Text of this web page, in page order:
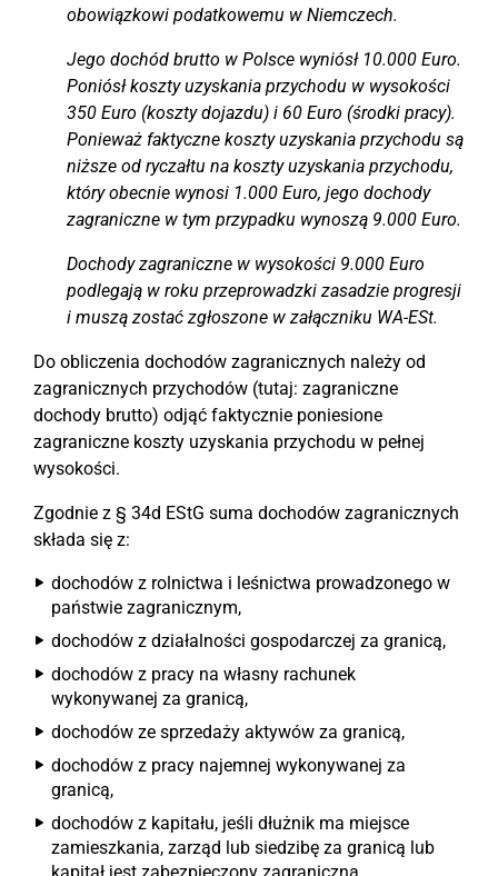
obowiązkowi podatkowemu w Niemczech.
Jego dochód brutto w Polsce wyniósł 10.000 Euro.
Poniósł koszty uzyskania przychodu w wysokości
350 Euro (koszty dojazdu) i 60 Euro (środki pracy).
Ponieważ faktyczne koszty uzyskania przychodu są
niższe od ryczałtu na koszty uzyskania przychodu,
który obecnie wynosi 1.000 Euro, jego dochody
zagraniczne w tym przypadku wynoszą 9.000 Euro.
Dochody zagraniczne w wysokości 9.000 Euro
podlegają w roku przeprowadzki zasadzie progresji
i muszą zostać zgłoszone w załączniku WA-ESt.
Do obliczenia dochodów zagranicznych należy od
zagranicznych przychodów (tutaj: zagraniczne
dochody brutto) odjąć faktycznie poniesione
zagraniczne koszty uzyskania przychodu w pełnej
wysokości.
Zgodnie z § 34d EStG suma dochodów zagranicznych
składa się z:
dochodów z rolnictwa i leśnictwa prowadzonego w
państwie zagranicznym,
dochodów z działalności gospodarczej za granicą,
dochodów z pracy na własny rachunek
wykonywanej za granicą,
dochodów ze sprzedaży aktywów za granicą,
dochodów z pracy najemnej wykonywanej za
granicą,
dochodów z kapitału, jeśli dłużnik ma miejsce
zamieszkania, zarząd lub siedzibę za granicą lub